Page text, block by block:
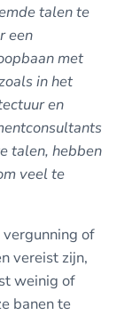
talen te
een
met
in het
en
talen, hebben
veel te
of
vereist zijn,
weinig of
banen te